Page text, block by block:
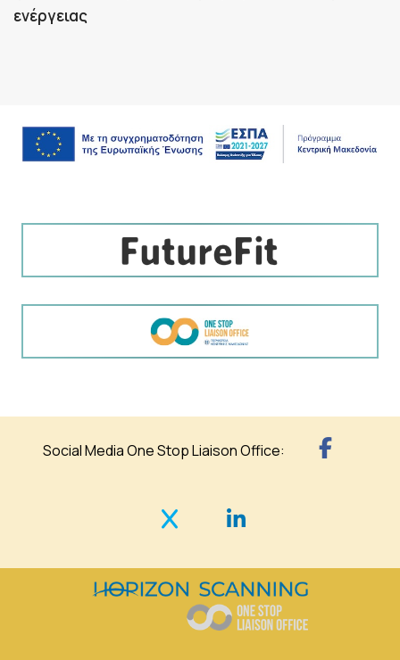
ενέργειας
Social Media One Stop Liaison Office: